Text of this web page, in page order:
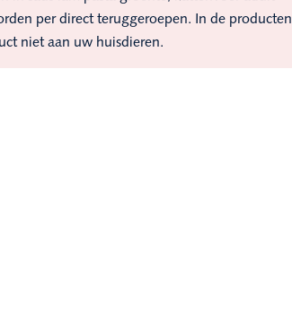
per direct teruggeroepen. In de producten
niet aan uw huisdieren.